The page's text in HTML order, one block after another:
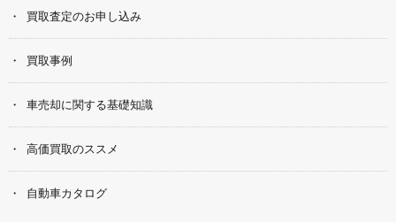
買取査定のお申し込み
買取事例
車売却に関する基礎知識
高価買取のススメ
自動車カタログ